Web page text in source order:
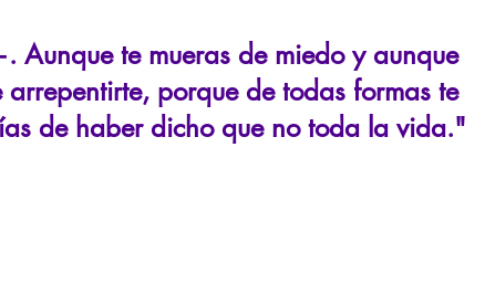
te mueras de miedo y aunque
arrepentirte, porque de todas formas te
de haber dicho que no toda la vida."